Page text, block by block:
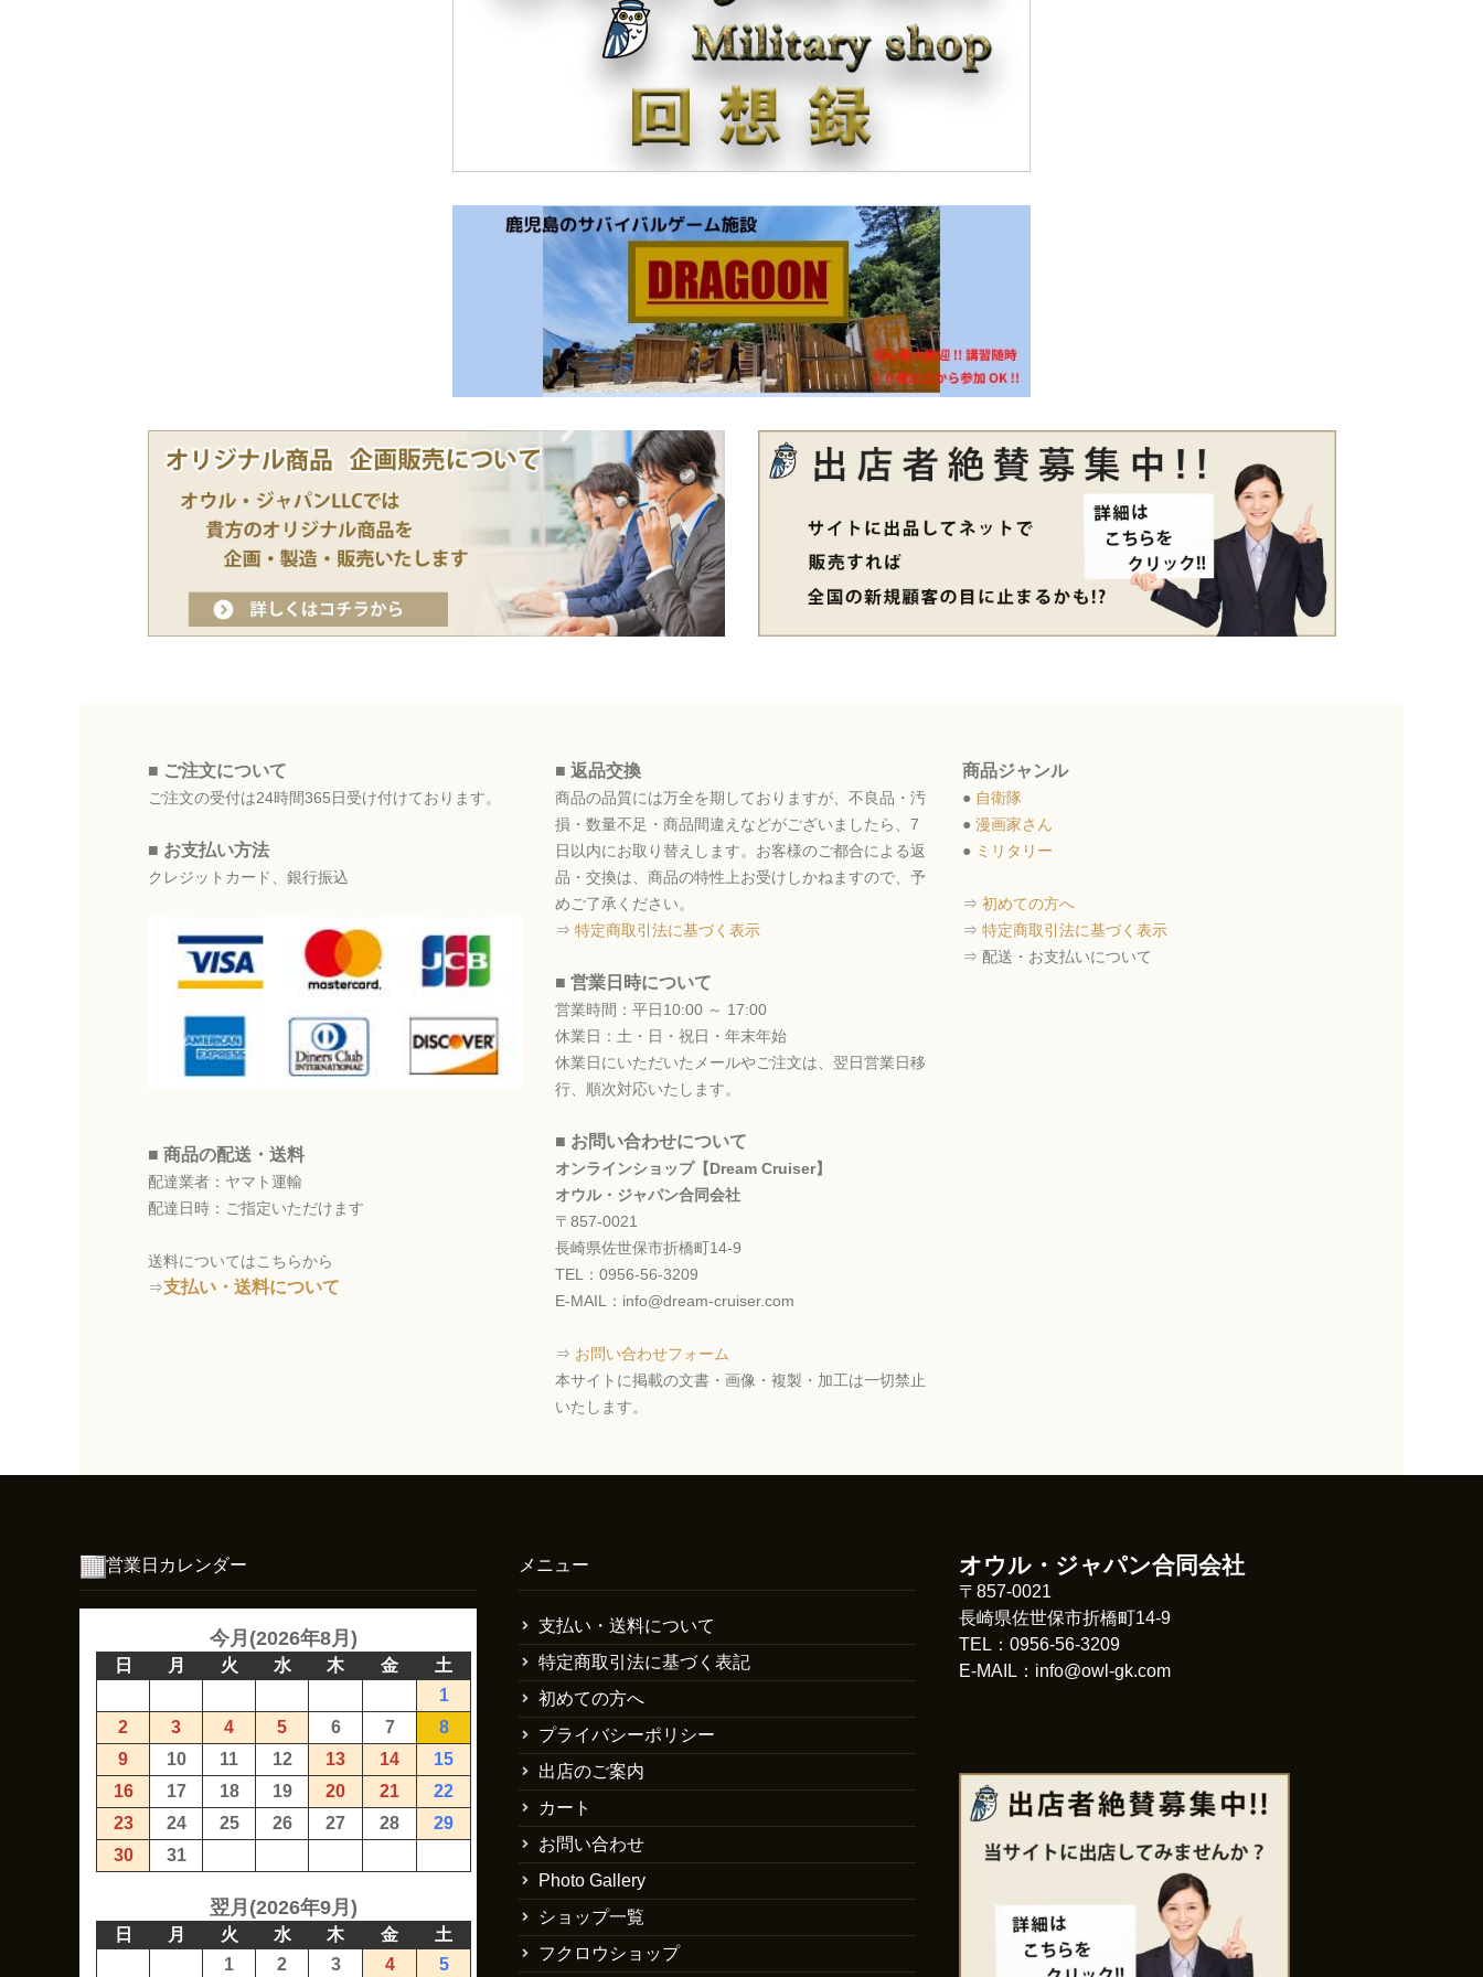
■ ご注文について
ご注文の受付は24時間365日受け付けております。
■ お支払い方法
クレジットカード、銀行振込
■ 商品の配送・送料
配達業者：ヤマト運輸
配達日時：ご指定いただけます
送料についてはこちらから
⇒支払い・送料について
■ 返品交換
商品の品質には万全を期しておりますが、不良品・汚
損・数量不足・商品間違えなどがございましたら、7
日以内にお取り替えします。お客様のご都合による返
品・交換は、商品の特性上お受けしかねますので、予
めご了承ください。
⇒ 特定商取引法に基づく表示
■ 営業日時について
営業時間：平日10:00 ～ 17:00
休業日：土・日・祝日・年末年始
休業日にいただいたメールやご注文は、翌日営業日移
行、順次対応いたします。
■ お問い合わせについて
オンラインショップ【Dream Cruiser】
オウル・ジャパン合同会社
〒857-0021
長崎県佐世保市折橋町14-9
TEL：0956-56-3209
E-MAIL：info@dream-cruiser.com
⇒ お問い合わせフォーム
本サイトに掲載の文書・画像・複製・加工は一切禁止
いたします。
商品ジャンル
● 自衛隊
● 漫画家さん
● ミリタリー
⇒ 初めての方へ
⇒ 特定商取引法に基づく表示
⇒ 配送・お支払いについて
営業日カレンダー
今月(2026年8月)
日 月 火 水 木 金
土
1
2
3 4 5 6 7
8
9
10 11 12 13 14
15
16
17 18 19 20 21
22
23
24 25 26 27 28
29
30
31
翌月(2026年9月)
日 月 火 水 木 金
土
1
2 3 4 5
メニュー
支払い・送料について
特定商取引法に基づく表記
初めての方へ
プライバシーポリシー
出店のご案内
カート
お問い合わせ
Photo Gallery
ショップ一覧
フクロウショップ
オウル・ジャパン合同会社
〒857-0021
長崎県佐世保市折橋町14-9
TEL：0956-56-3209
E-MAIL：info@owl-gk.com